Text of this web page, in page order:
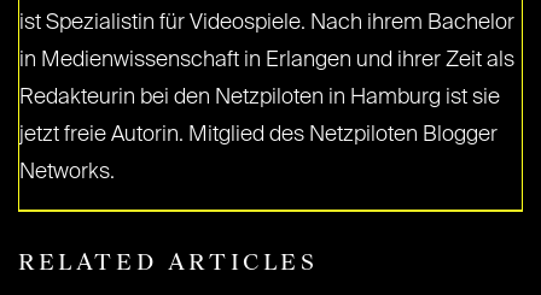
ist Spezialistin für Videospiele. Nach ihrem Bachelor
in Medienwissenschaft in Erlangen und ihrer Zeit als
Redakteurin bei den Netzpiloten in Hamburg ist sie
jetzt freie Autorin. Mitglied des Netzpiloten Blogger
Networks.
RELATED ARTICLES